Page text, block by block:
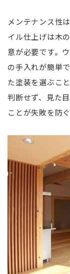
メンテナンス性
イル仕上げは木
意が必要です。
の手入れが簡単
た塗装を選ぶこ
判断せず、見た
ことが失敗を防